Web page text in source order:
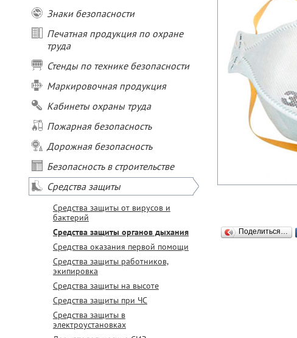
Знаки безопасности
Печатная продукция по охране
труда
Стенды по технике безопасности
Маркировочная продукция
Кабинеты охраны труда
Пожарная безопасность
Дорожная безопасность
Безопасность в строительстве
Средства защиты
Средства защиты от вирусов и
бактерий
Средства защиты органов дыхания
Средства оказания первой помощи
Средства защиты работников,
экипировка
Средства защиты на высоте
Средства защиты при ЧС
Средства защиты в
электроустановках
Поделиться…